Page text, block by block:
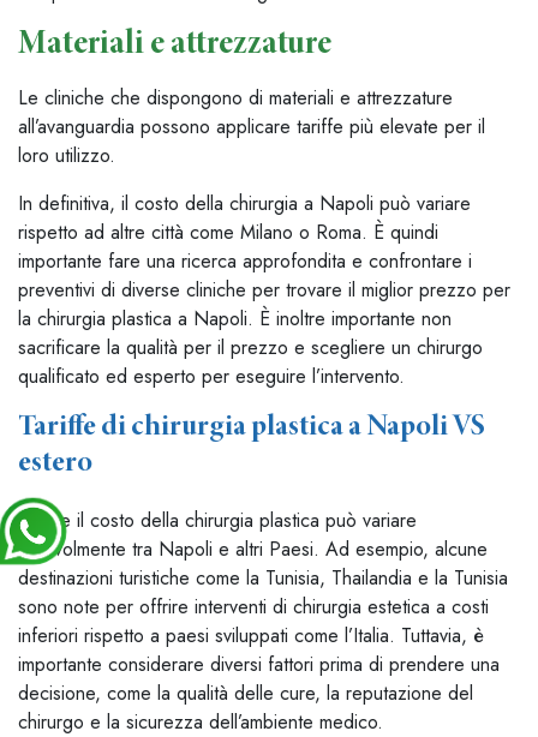
Materiali e attrezzature
Le cliniche che dispongono di materiali e attrezzature
all’avanguardia possono applicare tariffe più elevate per il
loro utilizzo.
In definitiva, il costo della chirurgia a Napoli può variare
rispetto ad altre città come Milano o Roma. È quindi
importante fare una ricerca approfondita e confrontare i
preventivi di diverse cliniche per trovare il miglior prezzo per
la chirurgia plastica a Napoli. È inoltre importante non
sacrificare la qualità per il prezzo e scegliere un chirurgo
qualificato ed esperto per eseguire l’intervento.
Tariffe di chirurgia plastica a Napoli VS
estero
Anche il costo della chirurgia plastica può variare
notevolmente tra Napoli e altri Paesi. Ad esempio, alcune
destinazioni turistiche come la Tunisia, Thailandia e la Tunisia
sono note per offrire interventi di chirurgia estetica a costi
inferiori rispetto a paesi sviluppati come l’Italia. Tuttavia, è
importante considerare diversi fattori prima di prendere una
decisione, come la qualità delle cure, la reputazione del
chirurgo e la sicurezza dell’ambiente medico.